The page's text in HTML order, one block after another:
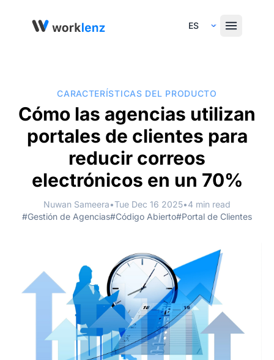
Select Language
CARACTERÍSTICAS DEL PRODUCTO
Cómo las agencias utilizan
portales de clientes para
reducir correos
electrónicos en un 70%
Nuwan Sameera•Tue Dec 16 2025•4 min read
#Gestión de Agencias#Código Abierto#Portal de Clientes